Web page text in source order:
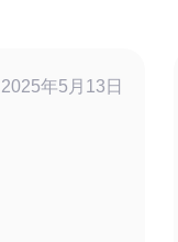
2025年5月13日